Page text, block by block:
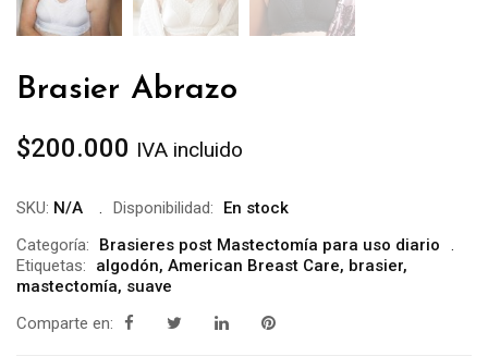
Brasier Abrazo
$200.000 IVA incluido
SKU: N/A Disponibilidad:
En stock
Categoría:
Brasieres post Mastectomía para uso diario
Etiquetas:
algodón, American Breast Care, brasier,
mastectomía, suave
Comparte en: